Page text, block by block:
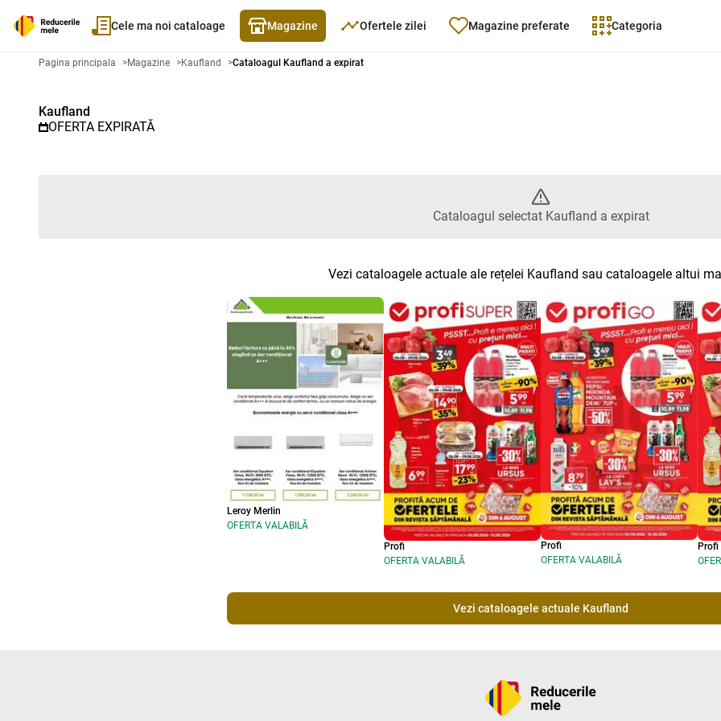
Cele ma noi cataloage Magazine Ofertele zilei Magazine preferate Categoria
Catalog promoțional Kaufland - Catalogul selectat Kaufland a
Pagina principala >Magazine >Kaufland >Cataloagul Kaufland a expirat
Kaufland
OFERTA EXPIRATĂ
Cataloagul selectat Kaufland a expirat
Vezi cataloagele actuale ale rețelei Kaufland sau cataloagele altui
Leroy Merlin
OFERTA VALABILĂ
Profi
OFERTA VALABILĂ
Profi
OFERTA VALABILĂ
Profi
Vezi cataloagele actuale Kaufland